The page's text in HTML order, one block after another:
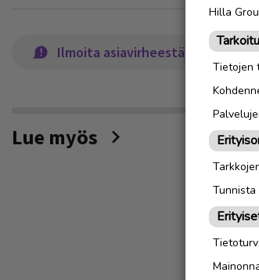
Ilmoita asiavirheestä
Lue myös
Hilla
Tietojen